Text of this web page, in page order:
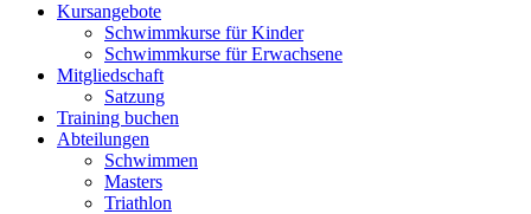
Kursangebote
Schwimmkurse für Kinder
Schwimmkurse für Erwachsene
Mitgliedschaft
Satzung
Training buchen
Abteilungen
Schwimmen
Masters
Triathlon